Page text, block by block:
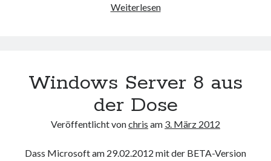
WeiterlesenUnd
Problem
Windows Server 8 aus
der Dose
Veröffentlicht vonchris am 3. März 2012
Dass Microsoft am 29.02.2012 mit der BETA-Version